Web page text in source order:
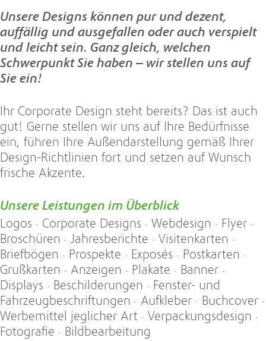
Unsere Designs können pur und dezent,
auffällig und ausgefallen oder auch verspielt
und leicht sein. Ganz gleich, welchen
Schwerpunkt Sie haben – wir stellen uns auf
Sie ein!
Ihr Corporate Design steht bereits? Das ist auch
gut! Gerne stellen wir uns auf Ihre Bedürfnisse
ein, führen Ihre Außendarstellung gemäß Ihrer
Design-Richtlinien fort und setzen auf Wunsch
frische Akzente.
Unsere Leistungen im Überblick
Logos · Corporate Designs · Webdesign · Flyer ·
Broschüren · Jahresberichte · Visitenkarten ·
Briefbögen · Prospekte · Exposés · Postkarten ·
Grußkarten · Anzeigen · Plakate · Banner ·
Displays · Beschilderungen · Fenster- und
Fahrzeugbeschriftungen · Aufkleber · Buchcover ·
Werbemittel jeglicher Art · Verpackungsdesign ·
Fotografie · Bildbearbeitung